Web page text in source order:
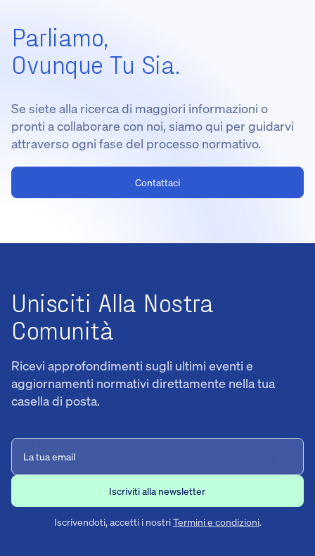
Parliamo,
Ovunque Tu Sia.
Se siete alla ricerca di maggiori informazioni o
pronti a collaborare con noi, siamo qui per guidarvi
attraverso ogni fase del processo normativo.
Contattaci
Unisciti Alla Nostra
Comunità
Ricevi approfondimenti sugli ultimi eventi e
aggiornamenti normativi direttamente nella tua
casella di posta.
Iscrivendoti, accetti i nostriTermini e condizioni.